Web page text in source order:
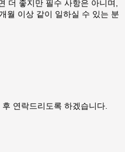
더 좋지만 필수 사항은 아니며,
월 이상 같이 일하실 수 있는 분
연락드리도록 하겠습니다.